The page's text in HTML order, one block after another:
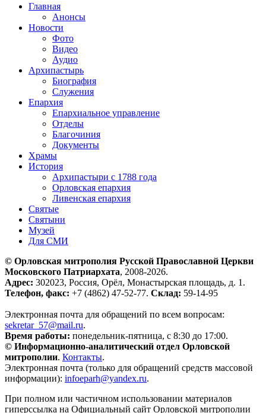
Главная
Анонсы
Новости
Фото
Видео
Аудио
Архипастырь
Биография
Служения
Епархия
Епархиальное управление
Отделы
Благочиния
Документы
Храмы
История
Архипастыри с 1788 года
Орловская епархия
Ливенская епархия
Святые
Святыни
Музей
Для СМИ
© Орловская митрополия Русской Православной Церкви
Московского Патриархата, 2008-2026.
Адрес: 302023, Россия, Орёл, Монастырская площадь, д. 1.
Телефон, факс: +7 (4862) 47-52-77. Склад: 59-14-95
Электронная почта для обращений по всем вопросам:
sekretar_57@mail.ru.
Время работы: понедельник-пятница, с 8:30 до 17:00.
© Информационно-аналитический отдел Орловской
митрополии. Контакты.
Электронная почта (только для обращений средств массовой
информации): infoeparh@yandex.ru.
При полном или частичном использовании материалов
гиперссылка на Официальный сайт Орловской митрополии